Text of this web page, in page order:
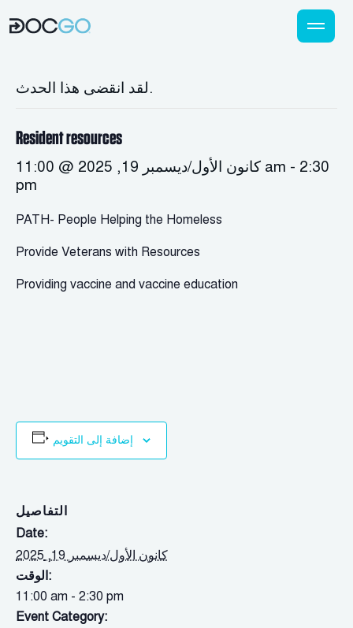
لقد انقضى هذا الحدث.
Resident resources
كانون الأول/ديسمبر 19, 2025 @ 11:00 am - 2:30
pm
PATH- People Helping the Homeless
Provide Veterans with Resources
Providing vaccine and vaccine education
إضافة إلى التقويم
التفاصيل
Date:
كانون الأول/ديسمبر 19, 2025
الوقت:
11:00 am - 2:30 pm
Event Category: